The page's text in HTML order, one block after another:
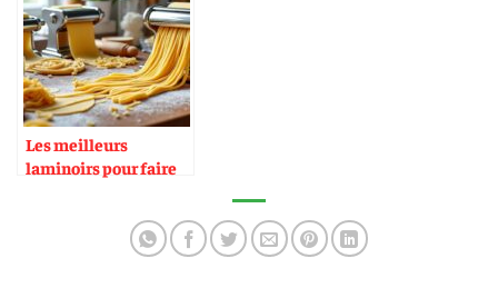
Les meilleurs
laminoirs pour faire